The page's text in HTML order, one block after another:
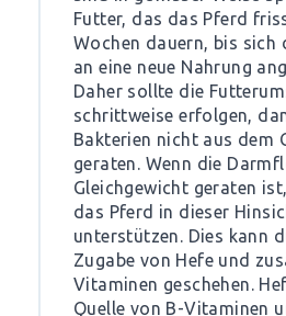
Futter, das das Pferd
Wochen dauern, bis sich
an eine neue Nahrung
Daher sollte die
schrittweise erfolgen,
Bakterien nicht aus dem
geraten. Wenn die
Gleichgewicht geraten
das Pferd in dieser
unterstützen. Dies kann
Zugabe von Hefe und
Vitaminen geschehen.
Quelle von B-Vitaminen